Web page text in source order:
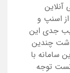
آنلاین
از اسنپ و
جدی این
چندین
سامانه با
توجه